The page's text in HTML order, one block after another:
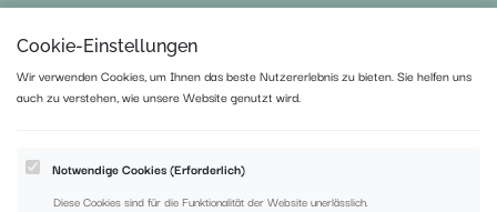
Heesenstraße 70, 40549 Düsseldorf
Cookie-Einstellungen
Wir verwenden Cookies, um Ihnen das beste Nutzererlebnis zu bieten. Sie helfen uns
auch zu verstehen, wie unsere Website genutzt wird.
Notwendige Cookies (Erforderlich)
Diese Cookies sind für die Funktionalität der Website unerlässlich.